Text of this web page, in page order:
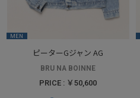
MEN
ピーターGジャン AG
BRU NA BOINNE
PRICE : ￥50,600